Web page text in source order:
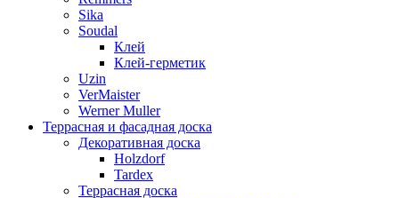
Sika
Soudal
Клей
Клей-герметик
Uzin
VerMaister
Werner Muller
Террасная и фасадная доска
Декоративная доска
Holzdorf
Tardex
Террасная доска